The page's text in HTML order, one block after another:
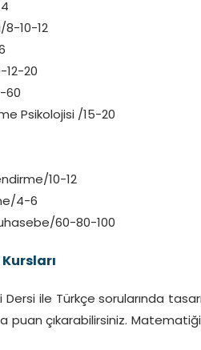
8-10-12
12-20
60
Psikolojisi /15-20
10-12
4-6
60-80-100
Dersi ile Türkçe sorularında
puan çıkarabilirsiniz.